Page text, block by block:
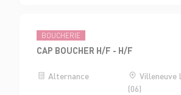
BOUCHERIE
CAP BOUCHER H/F - H/F
Alternance
Villeneuve
(06)